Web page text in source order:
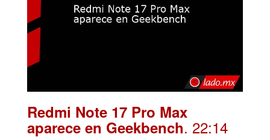
Redmi Note 17 Pro Max
aparece en Geekbench. 22:14